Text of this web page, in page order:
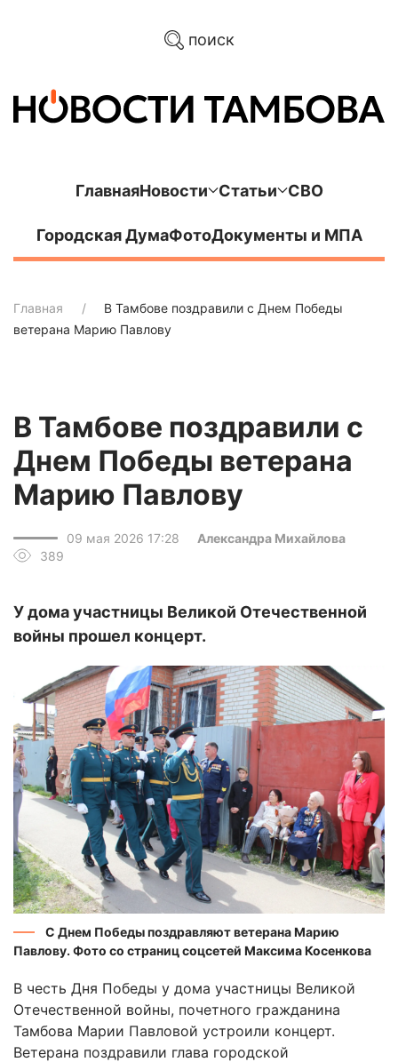
поиск
ГлавнаяНовости Статьи СВО
Городская ДумаФотоДокументы и МПА
Главная
В Тамбове поздравили с Днем Победы
ветерана Марию Павлову
В Тамбове поздравили с
Днем Победы ветерана
Марию Павлову
09 мая 2026 17:28
Александра Михайлова
389
У дома участницы Великой Отечественной
войны прошел концерт.
С Днем Победы поздравляют ветерана Марию
Павлову. Фото со страниц соцсетей Максима Косенкова
В честь Дня Победы у дома участницы Великой
Отечественной войны, почетного гражданина
Тамбова Марии Павловой устроили концерт.
Ветерана поздравили глава городской